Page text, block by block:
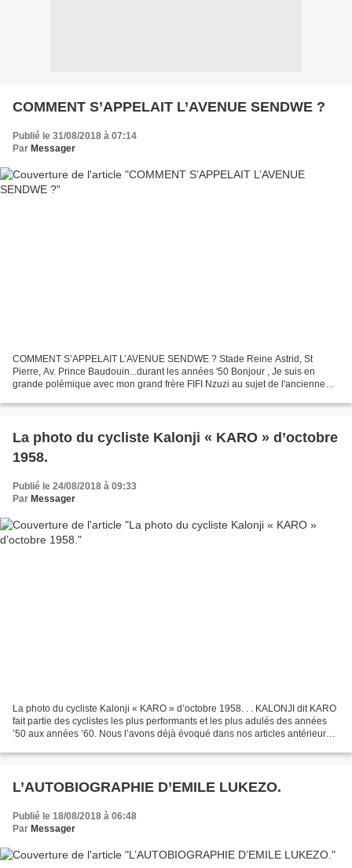
COMMENT S’APPELAIT L’AVENUE SENDWE ?
Publié le 31/08/2018 à 07:14
Par Messager
COMMENT S’APPELAIT L’AVENUE SENDWE ? Stade Reine Astrid, St
Pierre, Av. Prince Baudouin...durant les années '50 Bonjour , Je suis en
grande polémique avec mon grand frère FIFI Nzuzi au sujet de l'ancienne
La photo du cycliste Kalonji « KARO » d’octobre
1958.
Publié le 24/08/2018 à 09:33
Par Messager
La photo du cycliste Kalonji « KARO » d’octobre 1958. . . KALONJI dit KARO
fait partie des cyclistes les plus performants et les plus adulés des années
’50 aux années ’60. Nous l’avons déjà évoqué dans nos articles antérieurs.
L’AUTOBIOGRAPHIE D’EMILE LUKEZO.
Publié le 18/08/2018 à 06:48
Par Messager